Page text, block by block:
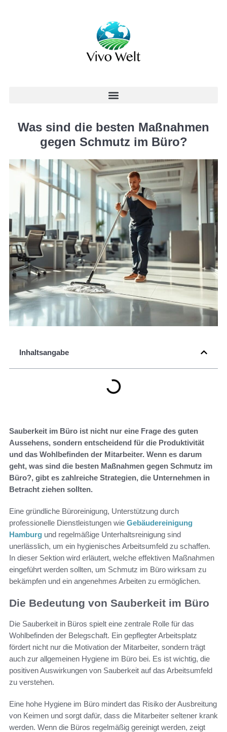
Was sind die besten Maßnahmen
gegen Schmutz im Büro?
Inhaltsangabe
Sauberkeit im Büro ist nicht nur eine Frage des guten
Aussehens, sondern entscheidend für die Produktivität
und das Wohlbefinden der Mitarbeiter. Wenn es darum
geht, was sind die besten Maßnahmen gegen Schmutz im
Büro?, gibt es zahlreiche Strategien, die Unternehmen in
Betracht ziehen sollten.
Eine gründliche Büroreinigung, Unterstützung durch
professionelle Dienstleistungen wie Gebäudereinigung
Hamburg und regelmäßige Unterhaltsreinigung sind
unerlässlich, um ein hygienisches Arbeitsumfeld zu schaffen.
In dieser Sektion wird erläutert, welche effektiven Maßnahmen
eingeführt werden sollten, um Schmutz im Büro wirksam zu
bekämpfen und ein angenehmes Arbeiten zu ermöglichen.
Die Bedeutung von Sauberkeit im Büro
Die Sauberkeit in Büros spielt eine zentrale Rolle für das
Wohlbefinden der Belegschaft. Ein gepflegter Arbeitsplatz
fördert nicht nur die Motivation der Mitarbeiter, sondern trägt
auch zur allgemeinen Hygiene im Büro bei. Es ist wichtig, die
positiven Auswirkungen von Sauberkeit auf das Arbeitsumfeld
zu verstehen.
Eine hohe Hygiene im Büro mindert das Risiko der Ausbreitung
von Keimen und sorgt dafür, dass die Mitarbeiter seltener krank
werden. Wenn die Büros regelmäßig gereinigt werden, zeigt